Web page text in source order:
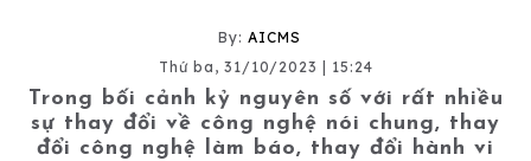
By: AICMS
Thứ ba, 31/10/2023 | 15:24
Trong bối cảnh kỷ nguyên số với rất nhiều
sự thay đổi về công nghệ nói chung, thay
đổi công nghệ làm báo, thay đổi hành vi